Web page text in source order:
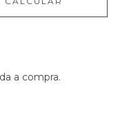
a compra.